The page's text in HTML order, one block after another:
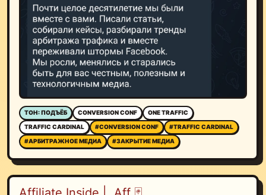
ТОН: ПОДЪЁБ CONVERSION CONF
ONE TRAFFIC
TRAFFIC CARDINAL
#CONVERSION CONF
#TRAFFIC CARDINAL
#АРБИТРАЖНОЕ МЕДИА
#ЗАКРЫТИЕ МЕДИА